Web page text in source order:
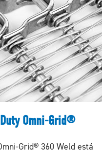
Omni-Grid®
Grid® 360 Weld está